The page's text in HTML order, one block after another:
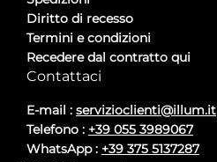
Diritto di recesso
Termini e condizioni
Recedere dal contratto qui
Contattaci
E-mail : servizioclienti@illum.it
Telefono : +39 055 3989067
WhatsApp : +39 375 5137287